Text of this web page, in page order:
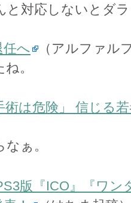
と対応しないとダ
任へ
（アルファル
。
術は危険」 信じる
ぁ。
版『ICO』『ワン